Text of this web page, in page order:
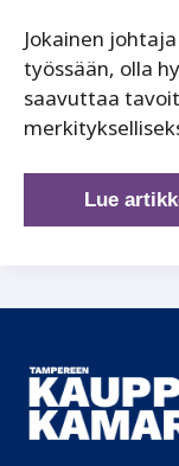
Jokainen
työssään, olla
saavuttaa
Lue